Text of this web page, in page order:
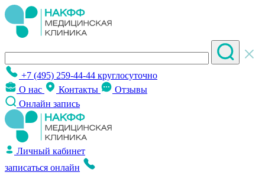
+7 (495) 259-44-44 круглосуточно
О нас
Контакты
Отзывы
Онлайн запись
Личный кабинет
записаться онлайн